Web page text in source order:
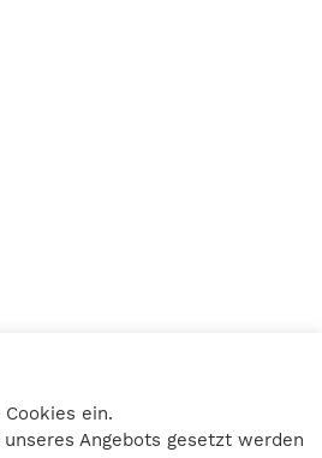
ein.
Angebots gesetzt werden